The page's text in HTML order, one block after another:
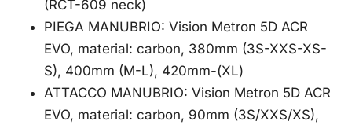
(RCT-609 neck)
PIEGA MANUBRIO: Vision Metron 5D ACR
EVO, material: carbon, 380mm (3S-XXS-XS-
S), 400mm (M-L), 420mm-(XL)
ATTACCO MANUBRIO: Vision Metron 5D ACR
EVO, material: carbon, 90mm (3S/XXS/XS),